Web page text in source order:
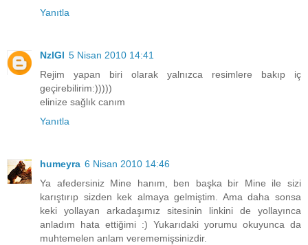
Yanıtla
NzlGl 5 Nisan 2010 14:41
Rejim yapan biri olarak yalnızca resimlere bakıp iç
geçirebilirim:)))))
elinize sağlık canım
Yanıtla
humeyra 6 Nisan 2010 14:46
Ya afedersiniz Mine hanım, ben başka bir Mine ile sizi
karıştırıp sizden kek almaya gelmiştim. Ama daha sonsa
keki yollayan arkadaşımız sitesinin linkini de yollayınca
anladım hata ettiğimi :) Yukarıdaki yorumu okuyunca da
muhtemelen anlam verememişsinizdir.